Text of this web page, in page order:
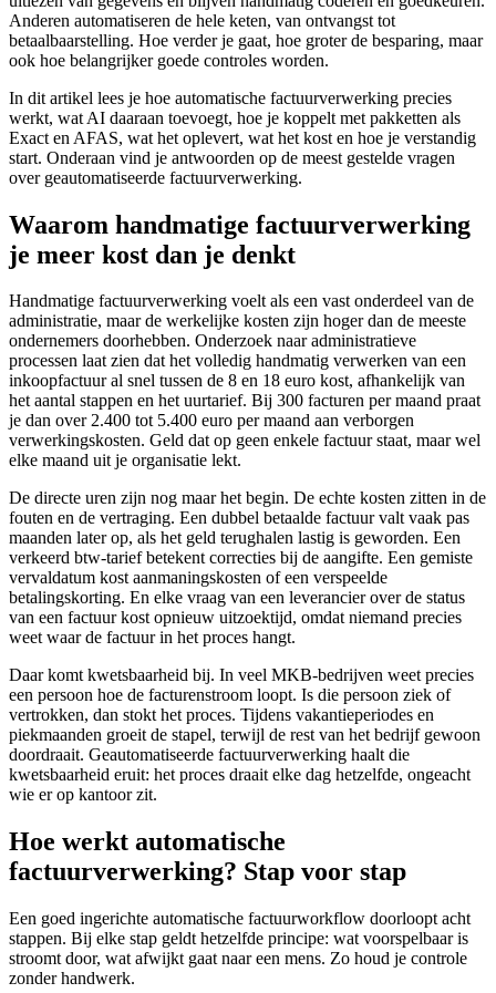
Anderen automatiseren de hele keten, van ontvangst tot
betaalbaarstelling. Hoe verder je gaat, hoe groter de besparing, maar
ook hoe belangrijker goede controles worden.
In dit artikel lees je hoe automatische factuurverwerking precies
werkt, wat AI daaraan toevoegt, hoe je koppelt met pakketten als
Exact en AFAS, wat het oplevert, wat het kost en hoe je verstandig
start. Onderaan vind je antwoorden op de meest gestelde vragen
over geautomatiseerde factuurverwerking.
Waarom handmatige factuurverwerking
je meer kost dan je denkt
Handmatige factuurverwerking voelt als een vast onderdeel van de
administratie, maar de werkelijke kosten zijn hoger dan de meeste
ondernemers doorhebben. Onderzoek naar administratieve
processen laat zien dat het volledig handmatig verwerken van een
inkoopfactuur al snel tussen de 8 en 18 euro kost, afhankelijk van
het aantal stappen en het uurtarief. Bij 300 facturen per maand praat
je dan over 2.400 tot 5.400 euro per maand aan verborgen
verwerkingskosten. Geld dat op geen enkele factuur staat, maar wel
elke maand uit je organisatie lekt.
De directe uren zijn nog maar het begin. De echte kosten zitten in de
fouten en de vertraging. Een dubbel betaalde factuur valt vaak pas
maanden later op, als het geld terughalen lastig is geworden. Een
verkeerd btw-tarief betekent correcties bij de aangifte. Een gemiste
vervaldatum kost aanmaningskosten of een verspeelde
betalingskorting. En elke vraag van een leverancier over de status
van een factuur kost opnieuw uitzoektijd, omdat niemand precies
weet waar de factuur in het proces hangt.
Daar komt kwetsbaarheid bij. In veel MKB-bedrijven weet precies
een persoon hoe de facturenstroom loopt. Is die persoon ziek of
vertrokken, dan stokt het proces. Tijdens vakantieperiodes en
piekmaanden groeit de stapel, terwijl de rest van het bedrijf gewoon
doordraait. Geautomatiseerde factuurverwerking haalt die
kwetsbaarheid eruit: het proces draait elke dag hetzelfde, ongeacht
wie er op kantoor zit.
Hoe werkt automatische
factuurverwerking? Stap voor stap
Een goed ingerichte automatische factuurworkflow doorloopt acht
stappen. Bij elke stap geldt hetzelfde principe: wat voorspelbaar is
stroomt door, wat afwijkt gaat naar een mens. Zo houd je controle
zonder handwerk.